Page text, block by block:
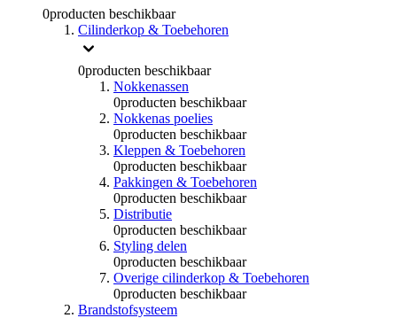
0producten beschikbaar
Cilinderkop & Toebehoren
0producten beschikbaar
Nokkenassen
0producten beschikbaar
Nokkenas poelies
0producten beschikbaar
Kleppen & Toebehoren
0producten beschikbaar
Pakkingen & Toebehoren
0producten beschikbaar
Distributie
0producten beschikbaar
Styling delen
0producten beschikbaar
Overige cilinderkop & Toebehoren
0producten beschikbaar
Brandstofsysteem